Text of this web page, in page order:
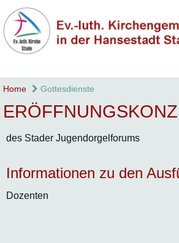
Home Gottesdienste
des Stader Jugendorgelforums
Informationen zu den
Dozenten